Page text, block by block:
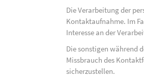
Die Verarbeitung der
Kontaktaufnahme. Im
Interesse an der
Die sonstigen während
Missbrauch des
sicherzustellen.